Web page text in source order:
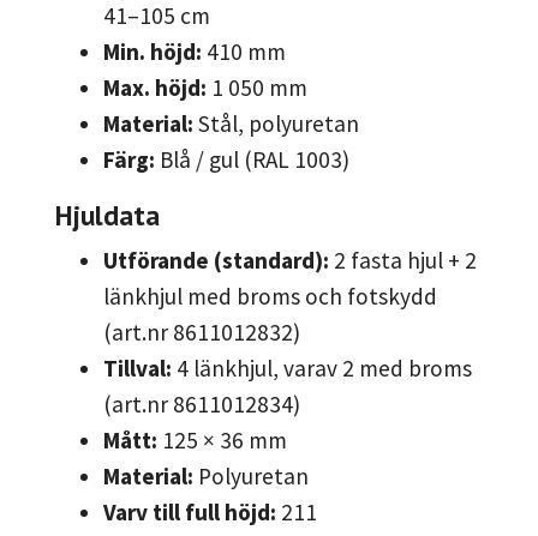
41–105 cm
Min. höjd: 410 mm
Max. höjd: 1 050 mm
Material: Stål, polyuretan
Färg: Blå / gul (RAL 1003)
Hjuldata
Utförande (standard): 2 fasta hjul + 2
länkhjul med broms och fotskydd
(art.nr 8611012832)
Tillval: 4 länkhjul, varav 2 med broms
(art.nr 8611012834)
Mått: 125 × 36 mm
Material: Polyuretan
Varv till full höjd: 211